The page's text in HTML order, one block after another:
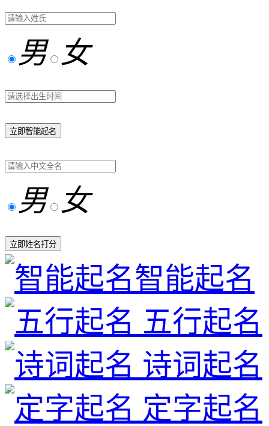
男 女
立即智能起名
男 女
立即姓名打分
智能起名
五行起名
诗词起名
定字起名